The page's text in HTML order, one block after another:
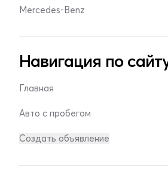
Mercedes-Benz
Навигация по
Главная
Авто с пробегом
Создать объявление